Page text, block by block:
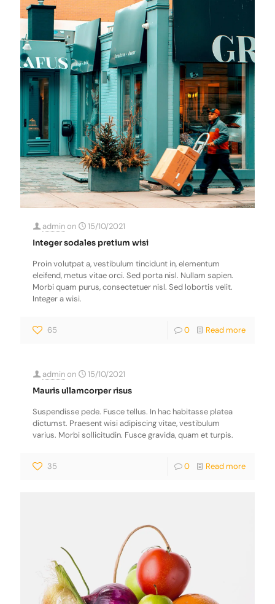
adminon
15/10/2021
Integer sodales pretium wisi
Proin volutpat a, vestibulum tincidunt in, elementum
eleifend, metus vitae orci. Sed porta nisl. Nullam sapien.
Morbi quam purus, consectetuer nisl. Sed lobortis velit.
Integer a wisi.
65 0 Read more
adminon
15/10/2021
Mauris ullamcorper risus
Suspendisse pede. Fusce tellus. In hac habitasse platea
dictumst. Praesent wisi adipiscing vitae, vestibulum
varius. Morbi sollicitudin. Fusce gravida, quam et turpis.
35 0 Read more